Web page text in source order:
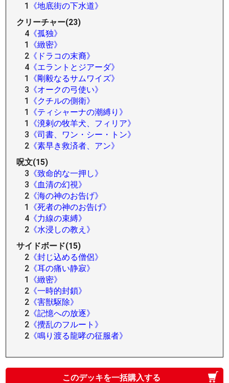
1
《地底街の下水道》
クリーチャー(23)
4 《孤独》
1
《緻密》
2 《ドラコの末裔》
4 《エラントとジアーダ》
1
《剛毅なるサムワイズ》
3 《オークの弓使い》
1
《クチルの側衛》
1
《ティシャーナの潮縛り》
1
《溌剌の牧羊犬、フィリア》
3 《司書、ワン・シー・トン》
2 《素早き救済者、アン》
呪文(15)
3 《致命的な一押し》
3 《血清の幻視》
2 《海の神のお告げ》
1
《死者の神のお告げ》
4 《力線の束縛》
2 《水浸しの教え》
サイドボード(15)
2 《封じ込める僧侶》
2 《耳の痛い静寂》
1
《緻密》
2 《一時的封鎖》
2 《害獣駆除》
2 《記憶への放逐》
2 《攪乱のフルート》
2 《鳴り渡る龍哮の征服者》
このデッキを一括購入する